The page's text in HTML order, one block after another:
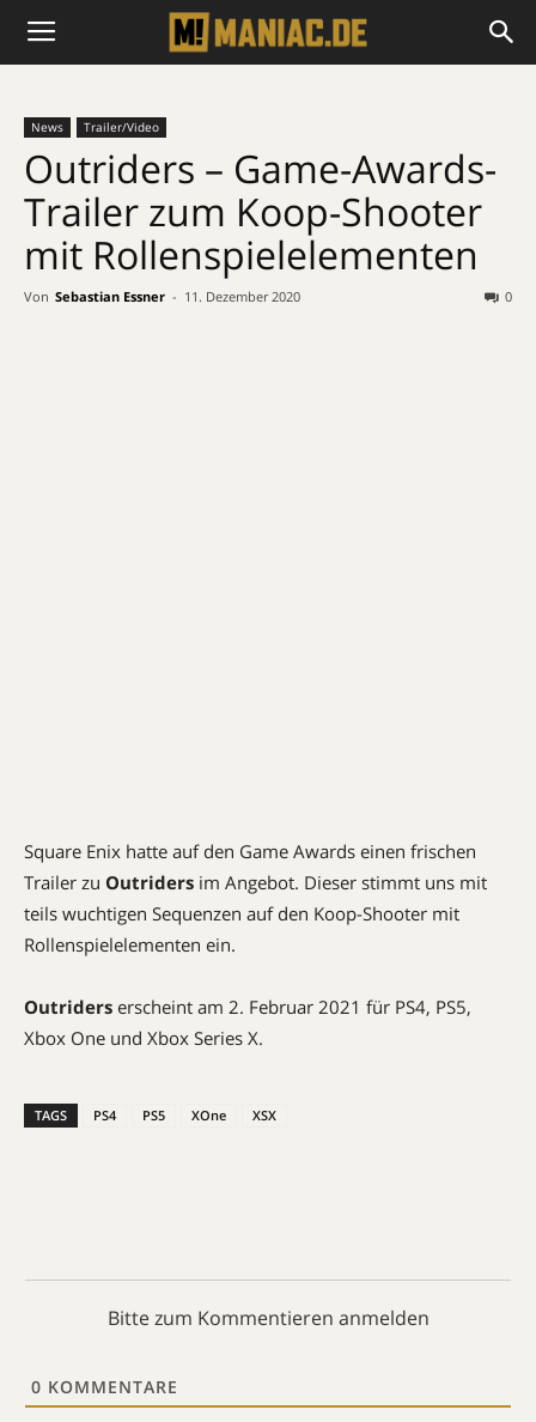
News Trailer/Video
Outriders – Game-Awards-
Trailer zum Koop-Shooter
mit Rollenspielelementen
Von Sebastian Essner - 11. Dezember 2020 0
Square Enix hatte auf den Game Awards einen frischen
Trailer zu Outriders im Angebot. Dieser stimmt uns mit
teils wuchtigen Sequenzen auf den Koop-Shooter mit
Rollenspielelementen ein.
Outriders erscheint am 2. Februar 2021 für PS4, PS5,
Xbox One und Xbox Series X.
TAGS PS4 PS5 XOne XSX
Bitte zum Kommentieren anmelden
0 KOMMENTARE